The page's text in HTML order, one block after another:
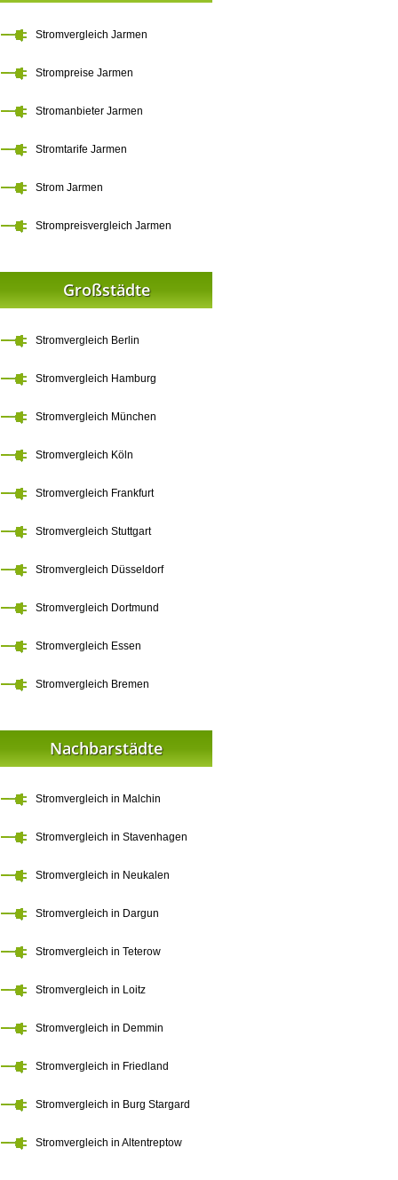
Stromvergleich Jarmen
Strompreise Jarmen
Stromanbieter Jarmen
Stromtarife Jarmen
Strom Jarmen
Strompreisvergleich Jarmen
Großstädte
Stromvergleich Berlin
Stromvergleich Hamburg
Stromvergleich München
Stromvergleich Köln
Stromvergleich Frankfurt
Stromvergleich Stuttgart
Stromvergleich Düsseldorf
Stromvergleich Dortmund
Stromvergleich Essen
Stromvergleich Bremen
Nachbarstädte
Stromvergleich in Malchin
Stromvergleich in Stavenhagen
Stromvergleich in Neukalen
Stromvergleich in Dargun
Stromvergleich in Teterow
Stromvergleich in Loitz
Stromvergleich in Demmin
Stromvergleich in Friedland
Stromvergleich in Burg Stargard
Stromvergleich in Altentreptow